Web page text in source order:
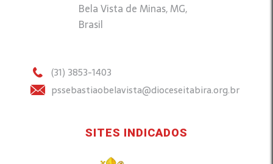
Bela Vista de Minas, MG,
Brasil
(31) 3853-1403
pssebastiaobelavista@dioceseitabira.org.br
SITES INDICADOS